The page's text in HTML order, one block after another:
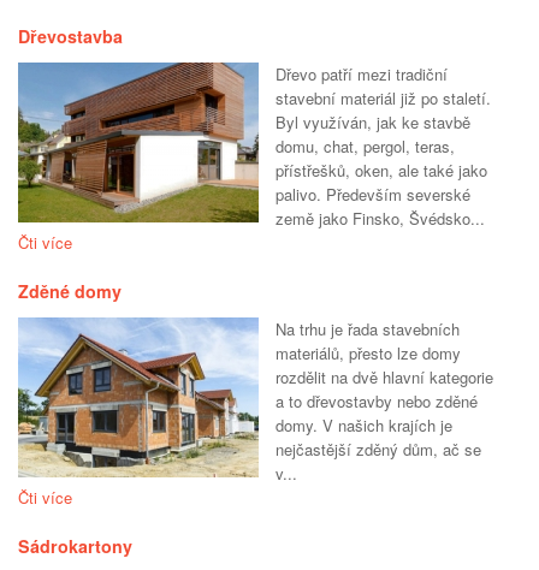
Dřevostavba
Dřevo patří mezi tradiční
stavební materiál již po staletí.
Byl využíván, jak ke stavbě
domu, chat, pergol, teras,
přístřešků, oken, ale také jako
palivo. Především severské
země jako Finsko, Švédsko...
Čti více
Zděné domy
Na trhu je řada stavebních
materiálů, přesto lze domy
rozdělit na dvě hlavní kategorie
a to dřevostavby nebo zděné
domy. V našich krajích je
nejčastější zděný dům, ač se
v...
Čti více
Sádrokartony